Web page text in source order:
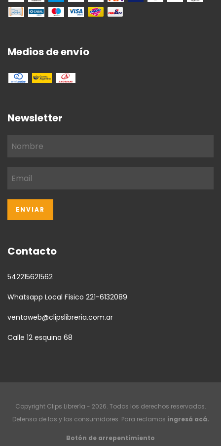
Medios de envío
Newsletter
Contacto
542215621562
Whatsapp Local Físico 221-6132089
ventaweb@clipslibreria.com.ar
Calle 12 esquina 68
Copyright Clips Librería - 2026. Todos los derechos reservados.
Defensa de las y los consumidores. Para reclamos ingresá acá.
Botón de arrepentimiento